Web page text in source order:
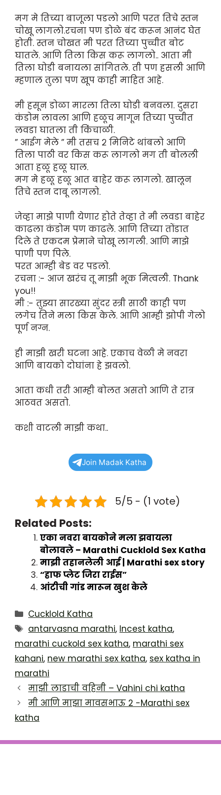
मग मे तिच्या बाजूला पडलो आणि परत तिचे स्तन
चोखू लागलो.रचना पण डोळे बंद करून आनंद घेत
होती. स्तन चोखत मी परत तिच्या पुच्चीत बोट
घातले. आणि तिला किस करू लागलो.. आता मी
तिला घोडी बनायला सांगितले. ती पण हसली आणि
म्हणाल तुला पण खूप काही माहित आहे.
मी हसून डोळा मारला तिला घोडी बनवला. दुसरा
कंडोम लावला आणि हळूच मागून तिच्या पुच्चीत
लवडा घातला ती किंचाळी.
” आईग मेले ” मी तसच २ मिनिटे थांबलो आणि
तिला पाठी वर किस करू लागलो मग ती बोलली
आता हळू हळू घाल.
मग मे हळू हळू आत बाहेर करू लागलो. खालून
तिचे स्तन दाबू लागलो.
जेव्हा माझे पाणी येणार होते तेव्हा ते मी लवडा बाहेर
काढला कंडोम पण काढले. आणि तिच्या तोंडात
दिले ते एकदम प्रेमाने चोखू लागली. आणि माझे
पाणी पण पिले.
परत आम्ही बेड वर पडलो.
रचना :- आज खरंच तू माझी भूक मित्वली. Thank
you!!
मी :- तुझ्या सारख्या सुंदर स्त्री साठी काही पण
लगेच तिने मला किस केले. आणि आम्ही झोपी गेलो
पूर्ण नग्न.
ही माझी खरी घटना आहे. एकाच वेळी मे नवरा
आणि बायको दोघांना हे झवलो.
आता कधी तरी आम्ही बोलत असतो आणि ते रात्र
आठवत असतो.
कशी वाटली माझी कथा..
Join Madak Katha
5/5 - (1 vote)
Related Posts:
एका नवरा बायकोने मला झवायला
बोलावले – Marathi Cucklold Sex Katha
माझी तहानलेली आई | Marathi sex story
“हाफ प्लेट जिरा राईस”
आंटीची गांड मारून खुश केले
Categories
Cucklold Katha
Tags
antarvasna marathi, Incest katha,
marathi cuckold sex katha, marathi sex
kahani, new marathi sex katha, sex katha in
marathi
माझी लाडाची वहिनी – Vahini chi katha
मी आणि माझा मावसभाऊ 2 -Marathi sex
katha